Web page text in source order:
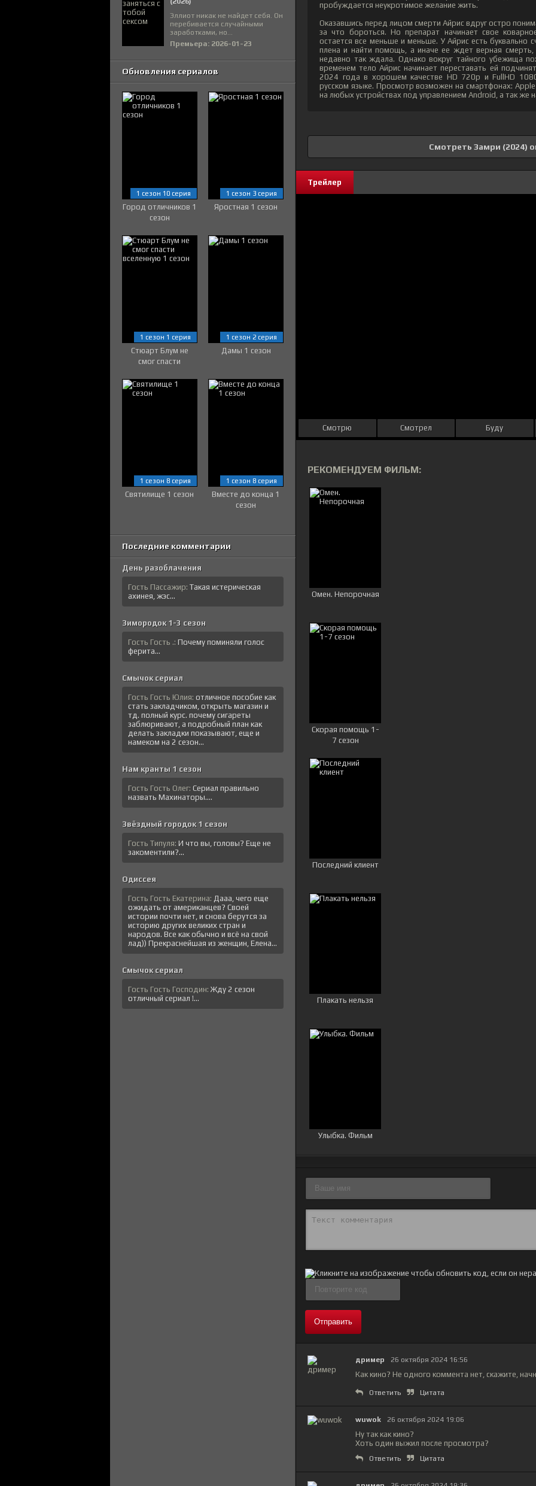
пробуждается неукротимое желание жить.
Оказавшись перед лицом смерти Айрис вдруг остро
за что бороться. Но препарат начинает свое
остается все меньше и меньше. У Айрис есть буквально
плена и найти помощь, а иначе ее ждет верная
недавно так ждала. Однако вокруг тайного убежища
временем тело Айрис начинает переставать ей
2024 года в хорошем качестве HD 720p и FullHD
русском языке. Просмотр возможен на смартфонах: Apple
на любых устройствах под управлением Android, а так же
Смотреть Замри (2024)
Трейлер
Смотрю Смотрел Буду
РЕКОМЕНДУЕМ ФИЛЬМ:
Омен. Непорочная
Скорая помощь 1-
7 сезон
Последний клиент
Плакать нельзя
Улыбка. Фильм
Отправить
дример 26 октября 2024 16:56
Как кино? Не одного коммента нет, скажите,
Ответить Цитата
wuwok 26 октября 2024 19:06
Ну так как кино?
Хоть один выжил после просмотра?
Ответить Цитата
Эллиот никак не найдет себя. Он
перебивается случайными
заработками, но...
Премьера: 2026-01-23
Обновления сериалов
Город отличников 1
сезон
1 сезон 10 серия
Яростная 1 сезон
1 сезон 3 серия
Стюарт Блум не
смог спасти
1 сезон 1 серия
Дамы 1 сезон
1 сезон 2 серия
Святилище 1 сезон
1 сезон 8 серия
Вместе до конца 1
сезон
1 сезон 8 серия
Последние комментарии
День разоблачения
Гость Пассажир: Такая истерическая
ахинея, жэс...
Зимородок 1-3 сезон
Гость Гость .: Почему поминяли голос
ферита...
Смычок сериал
Гость Гость Юлия: отличное пособие как
стать закладчиком, открыть магазин и
тд. полный курс. почему сигареты
заблюривают, а подробный план как
делать закладки показывают, еще и
намеком на 2 сезон...
Нам кранты 1 сезон
Гость Гость Олег: Сериал правильно
назвать Махинаторы....
Звёздный городок 1 сезон
Гость Типуля: И что вы, головы? Еще не
закоментили?...
Одиссея
Гость Гость Екатерина: Дааа, чего еще
ожидать от американцев? Своей
истории почти нет, и снова берутся за
историю других великих стран и
народов. Все как обычно и всё на свой
лад)) Прекраснейшая из женщин, Елена...
Смычок сериал
Гость Гость Господин: Жду 2 сезон
отличный сериал !...